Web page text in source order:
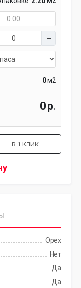
м2
р.
В 1 КЛИК
Орех
Нет
Да
Да